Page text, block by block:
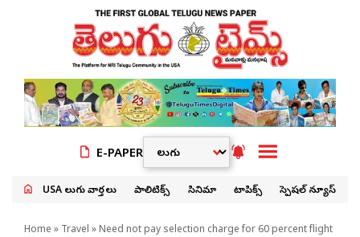
E-PAPER
USA తెలుగు వార్తలు పాలిటిక్స్ సినిమా టాపిక్స్ స్పెషల్ న్యూస్
Home » Travel » Need not pay selection charge for 60 percent flight